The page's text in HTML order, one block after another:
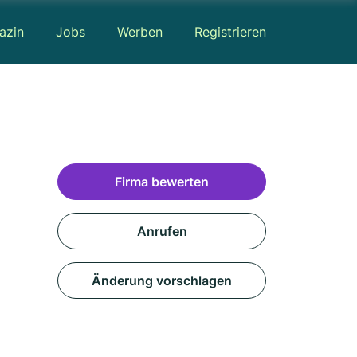
Jobs Werben Registrieren
Firma bewerten
Anrufen
Änderung vorschlagen